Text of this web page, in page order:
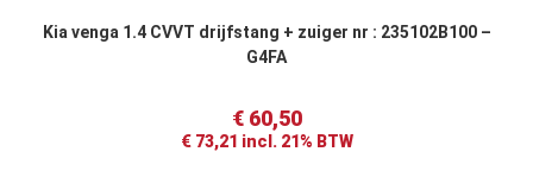
Kia venga 1.4 CVVT drijfstang + zuiger nr : 235102B100 –
G4FA
€60,50
€73,21 incl. 21% BTW